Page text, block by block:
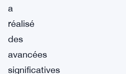
a
réalisé
des
avancées
significatives